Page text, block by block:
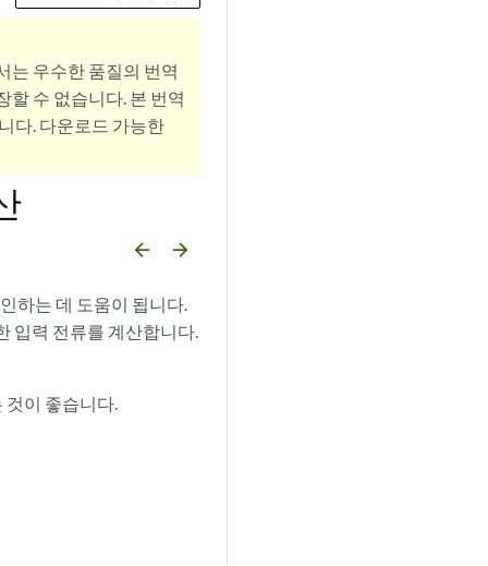
는 우수한 품질의 번역
할 수 없습니다. 본 번역
다. 다운로드 가능한
arrow_backward arrow_forward
하는 데 도움이 됩니다.
입력 전류를 계산합니다.
것이 좋습니다.